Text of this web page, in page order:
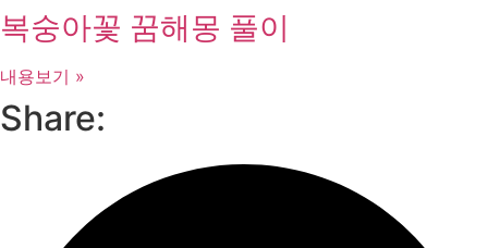
복숭아꽃 꿈해몽 풀이
내용보기 »
Share: